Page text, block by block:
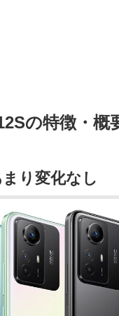
の特徴・概
り変化なし